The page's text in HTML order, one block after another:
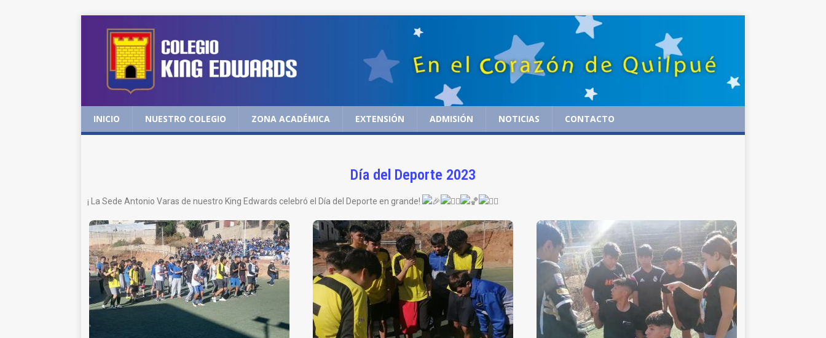
INICIO NUESTRO COLEGIO ZONA ACADÉMICA EXTENSIÓN ADMISIÓN NOTICIAS CONTACTO
Día del Deporte 2023
¡ La Sede Antonio Varas de nuestro King Edwards celebró el Día del Deporte en grande!